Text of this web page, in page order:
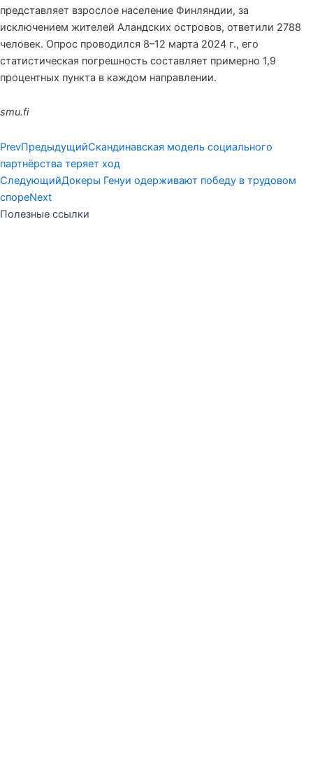
представляет взрослое население Финляндии, за
исключением жителей Аландских островов, ответили 2788
человек. Опрос проводился 8–12 марта 2024 г., его
статистическая погрешность составляет примерно 1,9
процентных пункта в каждом направлении.
smu.fi
PrevПредыдущийСкандинавская модель социального
партнёрства теряет ход
СледующийДокеры Генуи одерживают победу в трудовом
спореNext
Полезные ссылки